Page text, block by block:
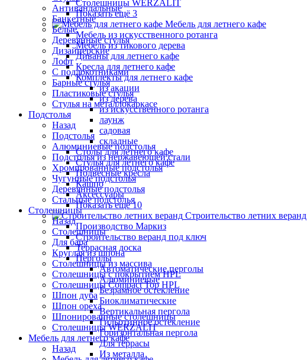
Столешницы WERZALIT
Показать ещё 3
Мебель для летнего кафе
Мебель из искусственного ротанга
Мебель из тикового дерева
Диваны для летнего кафе
Кресла для летнего кафе
Комплекты для летнего кафе
из акации
из дерева
из искусственного ротанга
лаунж
садовая
складные
Столы для летнего кафе
Стулья для летнего кафе
Подвесные кресла
Кашпо
Аксессуары
Показать ещё 10
Строительство летних веранд
Производство Маркиз
Строительство веранд под ключ
Террасная доска
Перголы
Автоматические перголы
Алюминиевые
Безрамное остекление
Биоклиматические
Вертикальная пергола
Гильотинное остекление
Горизонтальная пергола
Для террасы
Из металла
Антивандальные
Банкетные
Белые
Деревянные стулья
Дизайнерские
Лофт
С подлокотниками
Барные стулья
Пластиковые стулья
Стулья на металлокаркасе
Подстолья
Назад
Подстолья
Алюминиевые подстолья
Подстолья из нержавеющей стали
Хромированные подстолья
Чугунные подстолья
Деревянные подстолья
Стальные подстолья
Столешницы
Назад
Столешницы
Для бара
Круглая из шпона
Столешницы из массива
Столешницы с покрытием HPL
Столешницы Сompact Top HPL
Шпон дуба
Шпон ореха
Шпонированные столешницы
Столешницы WERZALIT
Мебель для летнего кафе
Назад